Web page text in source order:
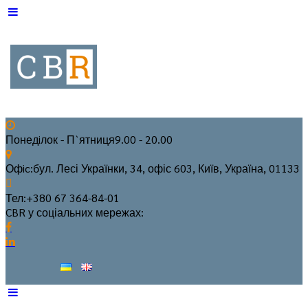
Понедiлок - П`ятниця9.00 - 20.00
Офic:бул. Лесі Українки, 34, офіс 603, Київ, Україна, 01133
Тел:+380 67 364-84-01
CBR у соціальних мережах: